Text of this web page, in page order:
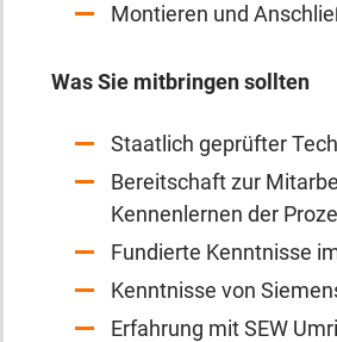
Montieren und
Was Sie mitbringen sollten
Staatlich geprüfter
Bereitschaft zur
Kennenlernen der
Fundierte Kenntnisse
Kenntnisse von
Erfahrung mit SEW